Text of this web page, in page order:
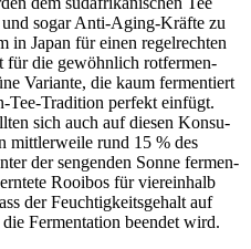
sogar Anti-Aging-Kräfte zu
in Japan für einen regel­rechten
für die gewöhn­lich rotfer­men­
Vari­ante, die kaum fermen­tiert
Tee-Tradi­tion perfekt einfügt.
sich auch auf diesen Konsu­
mitt­ler­weile rund 15 % des
der sengenden Sonne fermen­
Rooibos für vier­ein­halb
der Feuch­tig­keits­ge­halt auf
Fermen­ta­tion beendet wird.